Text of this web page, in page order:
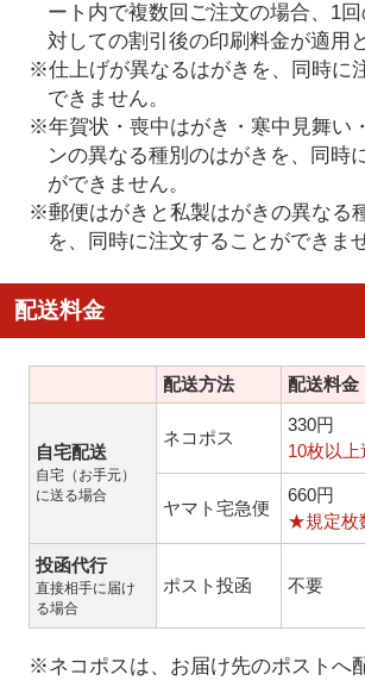
ート内で複数回ご注文の場合、1
対しての割引後の印刷料金が適用
※仕上げが異なるはがきを、同時に
できません。
※年賀状・喪中はがき・寒中見舞い
ンの異なる種別のはがきを、同時
ができません。
※郵便はがきと私製はがきの異なる
を、同時に注文することができま
配送料金
配送方法 配送料金
自宅配送
自宅（お手元）
に送る場合
ネコポス
330円
10枚以
ヤマト宅急便
660円
★規定枚
投函代行
直接相手に届け
る場合
ポスト投函 不要
※ネコポスは、お届け先のポストへ